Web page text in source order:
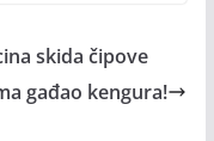
skida čipove
gađao kengura!